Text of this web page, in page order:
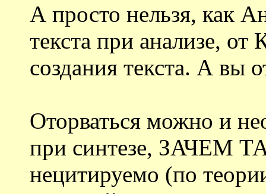
А просто нельзя, как
текста при анализе,
создания текста. А вы
Оторваться можно и
при синтезе, ЗАЧЕМ
нецитируемо (по